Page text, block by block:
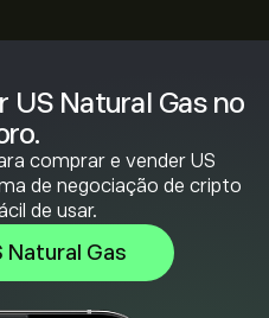
US Natural Gas no
comprar e vender US
de negociação de cripto
de usar.
Natural Gas